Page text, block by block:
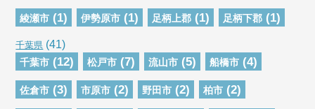
綾瀬市 (1) 伊勢原市 (1) 足柄上郡 (1) 足柄下郡 (1)
千葉県 (41)
千葉市 (12) 松戸市 (7) 流山市 (5) 船橋市 (4)
佐倉市 (3) 市原市 (2) 野田市 (2) 柏市 (2)